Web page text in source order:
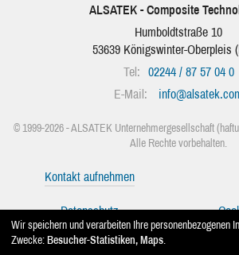
ALSATEK - Composite
Humboldtstraße 10
53639 Königswinter-Oberpleis (
Tel: 02244 / 87 57 04 0
E-Mail:
info@
© 1999-2026 - ALSATEK Unternehmergesellschaft
Alle Rechte vorbehalten.
Kontakt aufnehmen
Datenschutz
Facebook
Wir speichern und verarbeiten Ihre personenbezogenen
Zwecke:Besucher-Statistiken, Maps.